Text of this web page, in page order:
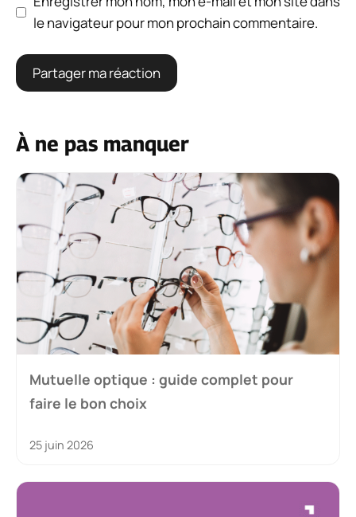
le navigateur pour mon prochain commentaire.
À ne pas manquer
Mutuelle optique : guide complet pour
faire le bon choix
25 juin 2026